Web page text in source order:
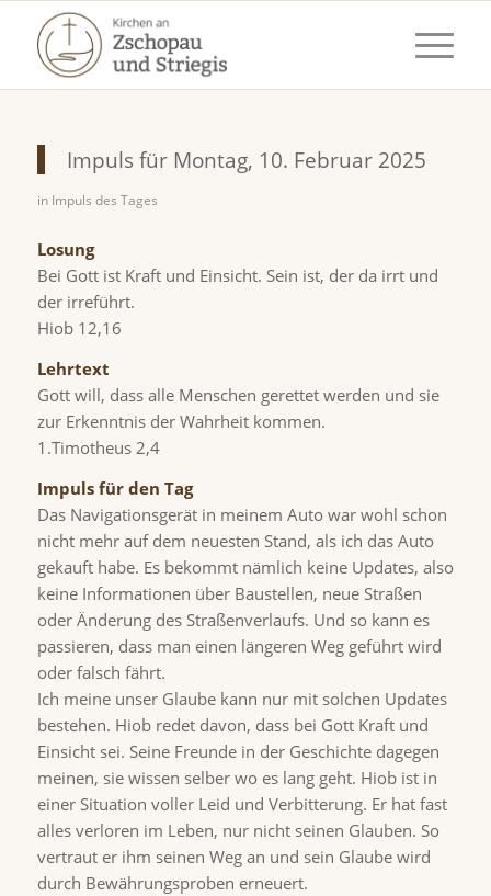
Impuls für Montag, 10. Februar 2025
in Impuls des Tages
Losung
Bei Gott ist Kraft und Einsicht. Sein ist, der da irrt und
der irreführt.
Hiob 12,16
Lehrtext
Gott will, dass alle Menschen gerettet werden und sie
zur Erkenntnis der Wahrheit kommen.
1.Timotheus 2,4
Impuls für den Tag
Das Navigationsgerät in meinem Auto war wohl schon
nicht mehr auf dem neuesten Stand, als ich das Auto
gekauft habe. Es bekommt nämlich keine Updates, also
keine Informationen über Baustellen, neue Straßen
oder Änderung des Straßenverlaufs. Und so kann es
passieren, dass man einen längeren Weg geführt wird
oder falsch fährt.
Ich meine unser Glaube kann nur mit solchen Updates
bestehen. Hiob redet davon, dass bei Gott Kraft und
Einsicht sei. Seine Freunde in der Geschichte dagegen
meinen, sie wissen selber wo es lang geht. Hiob ist in
einer Situation voller Leid und Verbitterung. Er hat fast
alles verloren im Leben, nur nicht seinen Glauben. So
vertraut er ihm seinen Weg an und sein Glaube wird
durch Bewährungsproben erneuert.